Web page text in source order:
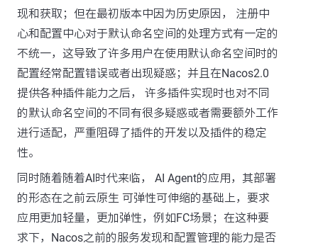
现和获取；但在最初版本中因为历史原因， 注册中
心和配置中心对于默认命名空间的处理方式有一定的
不统一，这导致了许多用户在使用默认命名空间时的
配置经常配置错误或者出现疑惑；并且在Nacos2.0
提供各种插件能力之后， 许多插件实现时也对不同
的默认命名空间的不同有很多疑惑或者需要额外工作
进行适配，严重阻碍了插件的开发以及插件的稳定
性。
同时随着随着AI时代来临， AI Agent的应用，其部署
的形态在之前云原生 可弹性可伸缩的基础上，要求
应用更加轻量，更加弹性，例如FC场景；在这种要
求下，Nacos之前的服务发现和配置管理的能力是否